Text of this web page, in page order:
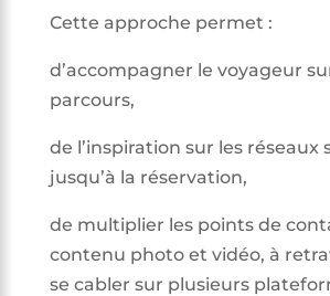
Cette approche permet :
d’accompagner le voyageur
parcours,
de l’inspiration sur les réseaux
jusqu’à la réservation,
de multiplier les points de
contenu photo et vidéo, à
se cabler sur plusieurs